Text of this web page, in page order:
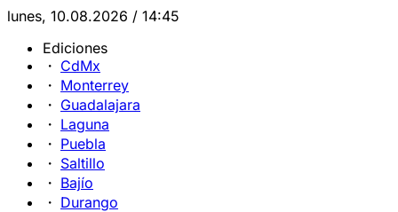
lunes, 10.08.2026 / 14:45
Ediciones
CdMx
Monterrey
Guadalajara
Laguna
Puebla
Saltillo
Bajío
Durango